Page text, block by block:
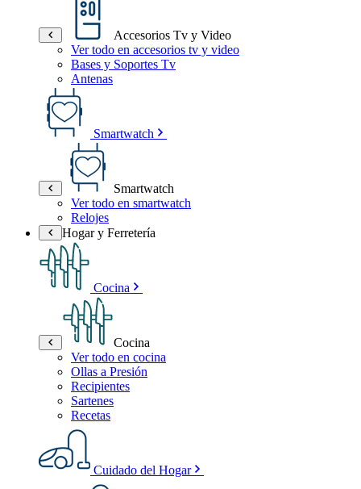
Accesorios Tv y Video
Ver todo en accesorios tv y video
Bases y Soportes Tv
Antenas
Smartwatch
Smartwatch
Ver todo en smartwatch
Relojes
Hogar y Ferretería
Cocina
Cocina
Ver todo en cocina
Ollas a Presión
Recipientes
Sartenes
Recetas
Cuidado del Hogar